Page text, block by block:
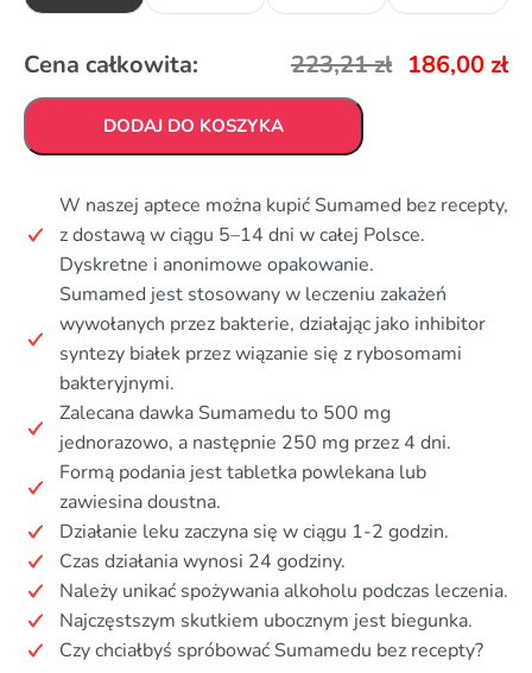
Cena całkowita: 223,21zł 186,00 zł
DODAJ DO KOSZYKA
W naszej aptece można kupić Sumamed bez recepty,
z dostawą w ciągu 5–14 dni w całej Polsce.
Dyskretne i anonimowe opakowanie.
Sumamed jest stosowany w leczeniu zakażeń
wywołanych przez bakterie, działając jako inhibitor
syntezy białek przez wiązanie się z rybosomami
bakteryjnymi.
Zalecana dawka Sumamedu to 500 mg
jednorazowo, a następnie 250 mg przez 4 dni.
Formą podania jest tabletka powlekana lub
zawiesina doustna.
Działanie leku zaczyna się w ciągu 1-2 godzin.
Czas działania wynosi 24 godziny.
Należy unikać spożywania alkoholu podczas leczenia.
Najczęstszym skutkiem ubocznym jest biegunka.
Czy chciałbyś spróbować Sumamedu bez recepty?